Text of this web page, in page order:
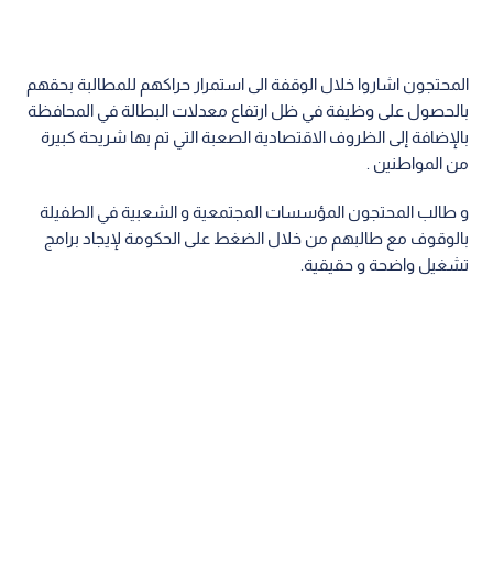
المحتجون اشاروا خلال الوقفة الى استمرار حراكهم للمطالبة بحقهم
بالحصول على وظيفة في ظل ارتفاع معدلات البطالة في المحافظة
بالإضافة إلى الظروف الاقتصادية الصعبة التي تم بها شريحة كبيرة
من المواطنين .
و طالب المحتجون المؤسسات المجتمعية و الشعبية في الطفيلة
بالوقوف مع طالبهم من خلال الضغط على الحكومة لإيجاد برامج
تشغيل واضحة و حقيقية.